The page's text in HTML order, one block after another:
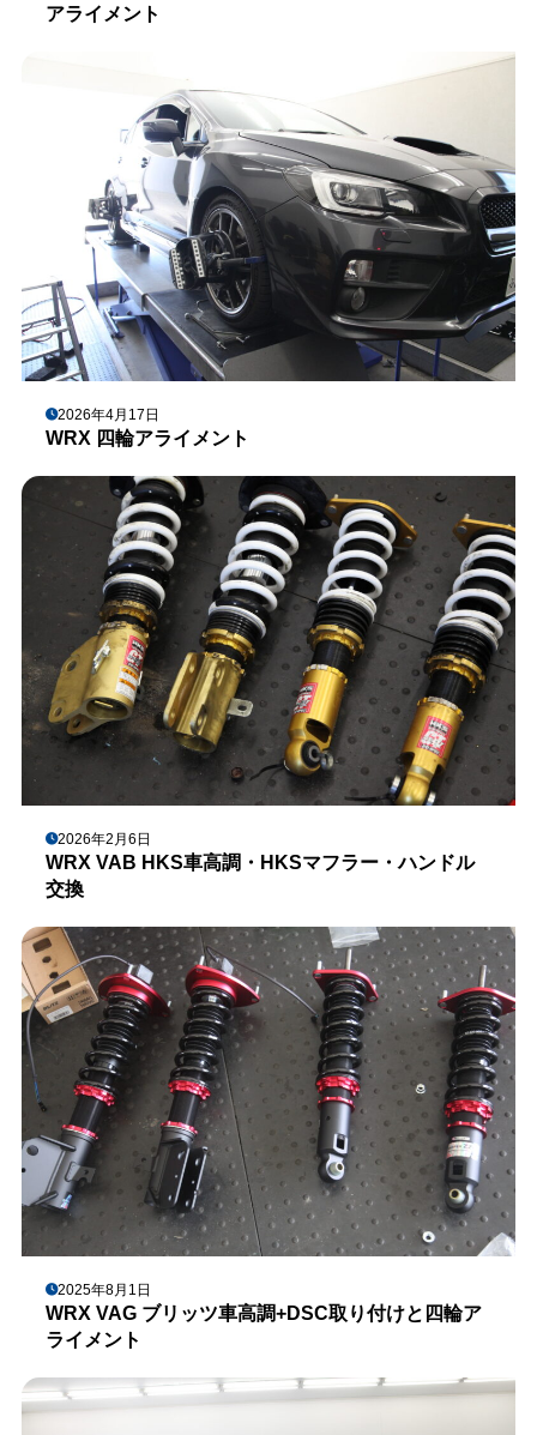
アライメント
2026年4月17日
WRX 四輪アライメント
2026年2月6日
WRX VAB HKS車高調・HKSマフラー・ハンドル
交換
2025年8月1日
WRX VAG ブリッツ車高調+DSC取り付けと四輪ア
ライメント